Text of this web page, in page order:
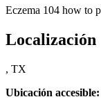
Eczema 104 how to
Localización
, TX
Ubicación accesible: